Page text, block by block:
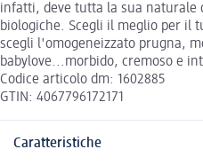
infatti, deve tutta la sua naturale
biologiche. Scegli il meglio per il
scegli l'omogeneizzato prugna,
babylove...morbido, cremoso e
Codice articolo dm: 1602885
GTIN: 4067796172171
Caratteristiche